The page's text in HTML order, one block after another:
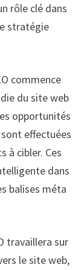
rôle clé dans
stratégie
commence
du site web
opportunités
effectuées
à cibler. Ces
dans
balises méta
travaillera sur
le site web,